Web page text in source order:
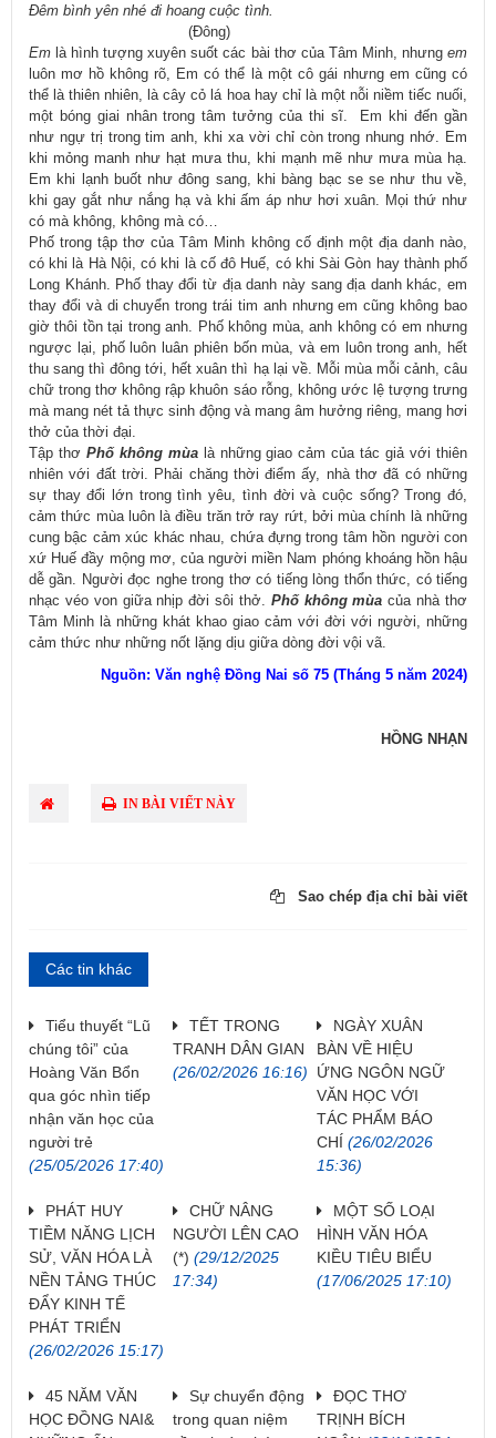
Đêm bình yên nhé đi hoang cuộc tình.
(Đông)
Em là hình tượng xuyên suốt các bài thơ của Tâm Minh, nhưngem
luôn mơ hồ không rõ, Em có thể là một cô gái nhưng em cũng có
thể là thiên nhiên, là cây cỏ lá hoa hay chỉ là một nỗi niềm tiếc nuối,
một bóng giai nhân trong tâm tưởng của thi sĩ. Em khi đến gần
như ngự trị trong tim anh, khi xa vời chỉ còn trong nhung nhớ. Em
khi mỏng manh như hạt mưa thu, khi mạnh mẽ như mưa mùa hạ.
Em khi lạnh buốt như đông sang, khi bàng bạc se se như thu về,
khi gay gắt như nắng hạ và khi ấm áp như hơi xuân. Mọi thứ như
có mà không, không mà có…
Phố trong tập thơ của Tâm Minh không cố định một địa danh nào,
có khi là Hà Nội, có khi là cố đô Huế, có khi Sài Gòn hay thành phố
Long Khánh. Phố thay đổi từ địa danh này sang địa danh khác, em
thay đổi và di chuyển trong trái tim anh nhưng em cũng không bao
giờ thôi tồn tại trong anh. Phố không mùa, anh không có em nhưng
ngược lại, phố luôn luân phiên bốn mùa, và em luôn trong anh, hết
thu sang thì đông tới, hết xuân thì hạ lại về. Mỗi mùa mỗi cảnh, câu
chữ trong thơ không rập khuôn sáo rỗng, không ước lệ tượng trưng
mà mang nét tả thực sinh động và mang âm hưởng riêng, mang hơi
thở của thời đại.
Tập thơ Phố không mùalà những giao cảm của tác giả với thiên
nhiên với đất trời. Phải chăng thời điểm ấy, nhà thơ đã có những
sự thay đổi lớn trong tình yêu, tình đời và cuộc sống? Trong đó,
cảm thức mùa luôn là điều trăn trở ray rứt, bởi mùa chính là những
cung bậc cảm xúc khác nhau, chứa đựng trong tâm hồn người con
xứ Huế đầy mộng mơ, của người miền Nam phóng khoáng hồn hậu
dễ gần. Người đọc nghe trong thơ có tiếng lòng thổn thức, có tiếng
nhạc véo von giữa nhịp đời sôi thở. Phố không mùa của nhà thơ
Tâm Minh là những khát khao giao cảm với đời với người, những
cảm thức như những nốt lặng dịu giữa dòng đời vội vã.
​Nguồn: Văn nghệ Đồng Nai số 75 (Tháng 5 năm 2024)
HỒNG NHẠN
IN BÀI VIẾT NÀY
Sao chép địa chỉ bài viết
Các tin khác
Tiểu thuyết “Lũ
chúng tôi” của
Hoàng Văn Bổn
qua góc nhìn tiếp
nhận văn học của
người trẻ
(25/05/2026 17:40)
TẾT TRONG
TRANH DÂN GIAN
(26/02/2026 16:16)
NGÀY XUÂN
BÀN VỀ HIỆU
ỨNG NGÔN NGỮ
VĂN HỌC VỚI
TÁC PHẨM BÁO
CHÍ (26/02/2026
15:36)
PHÁT HUY
TIỀM NĂNG LỊCH
SỬ, VĂN HÓA LÀ
NỀN TẢNG THÚC
ĐẨY KINH TẾ
PHÁT TRIỂN
(26/02/2026 15:17)
CHỮ NÂNG
NGƯỜI LÊN CAO
(*) (29/12/2025
17:34)
MỘT SỐ LOẠI
HÌNH VĂN HÓA
KIỀU TIÊU BIỂU
(17/06/2025 17:10)
45 NĂM VĂN
HỌC ĐỒNG NAI&
Sự chuyển động
trong quan niệm
ĐỌC THƠ
TRỊNH BÍCH